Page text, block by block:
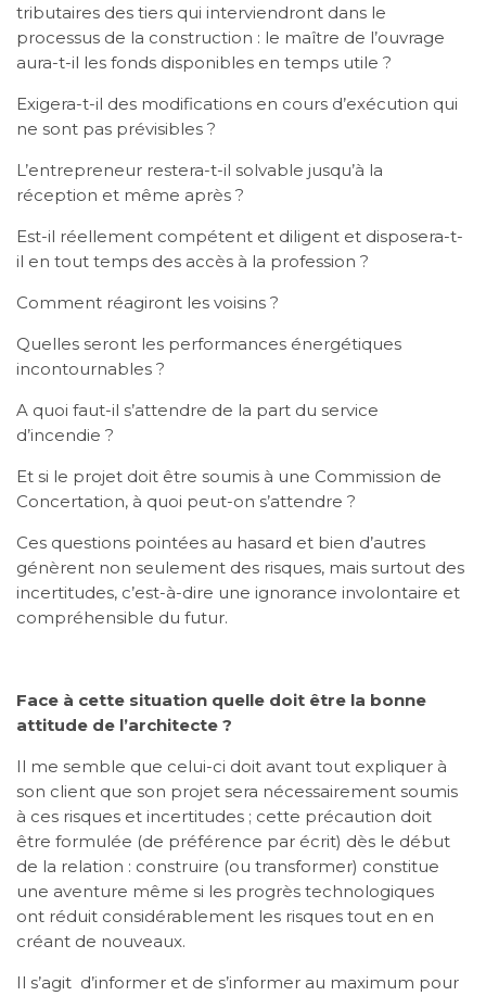
tributaires des tiers qui interviendront dans le
processus de la construction : le maître de l’ouvrage
aura-t-il les fonds disponibles en temps utile ?
Exigera-t-il des modifications en cours d’exécution qui
ne sont pas prévisibles ?
L’entrepreneur restera-t-il solvable jusqu’à la
réception et même après ?
Est-il réellement compétent et diligent et disposera-t-
il en tout temps des accès à la profession ?
Comment réagiront les voisins ?
Quelles seront les performances énergétiques
incontournables ?
A quoi faut-il s’attendre de la part du service
d’incendie ?
Et si le projet doit être soumis à une Commission de
Concertation, à quoi peut-on s’attendre ?
Ces questions pointées au hasard et bien d’autres
génèrent non seulement des risques, mais surtout des
incertitudes, c’est-à-dire une ignorance involontaire et
compréhensible du futur.
Face à cette situation quelle doit être la bonne
attitude de l’architecte ?
Il me semble que celui-ci doit avant tout expliquer à
son client que son projet sera nécessairement soumis
à ces risques et incertitudes ; cette précaution doit
être formulée (de préférence par écrit) dès le début
de la relation : construire (ou transformer) constitue
une aventure même si les progrès technologiques
ont réduit considérablement les risques tout en en
créant de nouveaux.
Il s’agit d’informer et de s’informer au maximum pour